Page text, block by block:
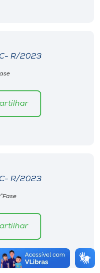
R/2023
R/2023